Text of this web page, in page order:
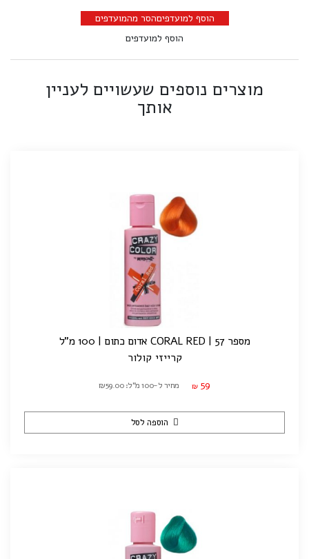
הוסף למועדפיםהסר מהמועדפים
הוסף למועדפים
מוצרים נוספים שעשויים לעניין
אותך
מספר 57 | CORAL RED אדום כתום | 100 מ"ל
קרייזי קולור
₪ 59 מחיר ל-100 מ"ל: ₪59.00
הוספה לסל